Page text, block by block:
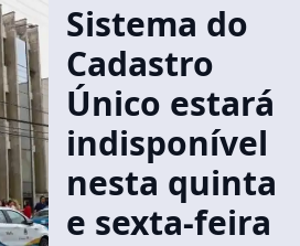
Sistema do
Cadastro
Único estará
indisponível
nesta quinta
e sexta-feira